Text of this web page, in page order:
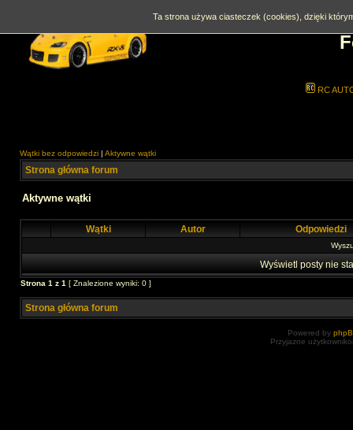
RC
Wątki bez odpowiedzi | Aktywne wątki
Strona główna forum
Aktywne wątki
Wątki Autor Odpowiedzi
Wyświetl posty nie
Strona 1 z 1 [ Znalezione wyniki: 0 ]
Strona główna forum
Powered by
Przyjazne
Ta strona używa ciasteczek (cookies), dzięki